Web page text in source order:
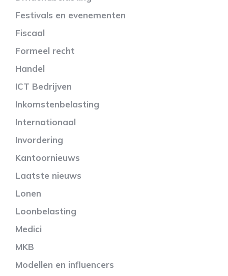
Festivals en evenementen
Fiscaal
Formeel recht
Handel
ICT Bedrijven
Inkomstenbelasting
Internationaal
Invordering
Kantoornieuws
Laatste nieuws
Lonen
Loonbelasting
Medici
MKB
Modellen en influencers